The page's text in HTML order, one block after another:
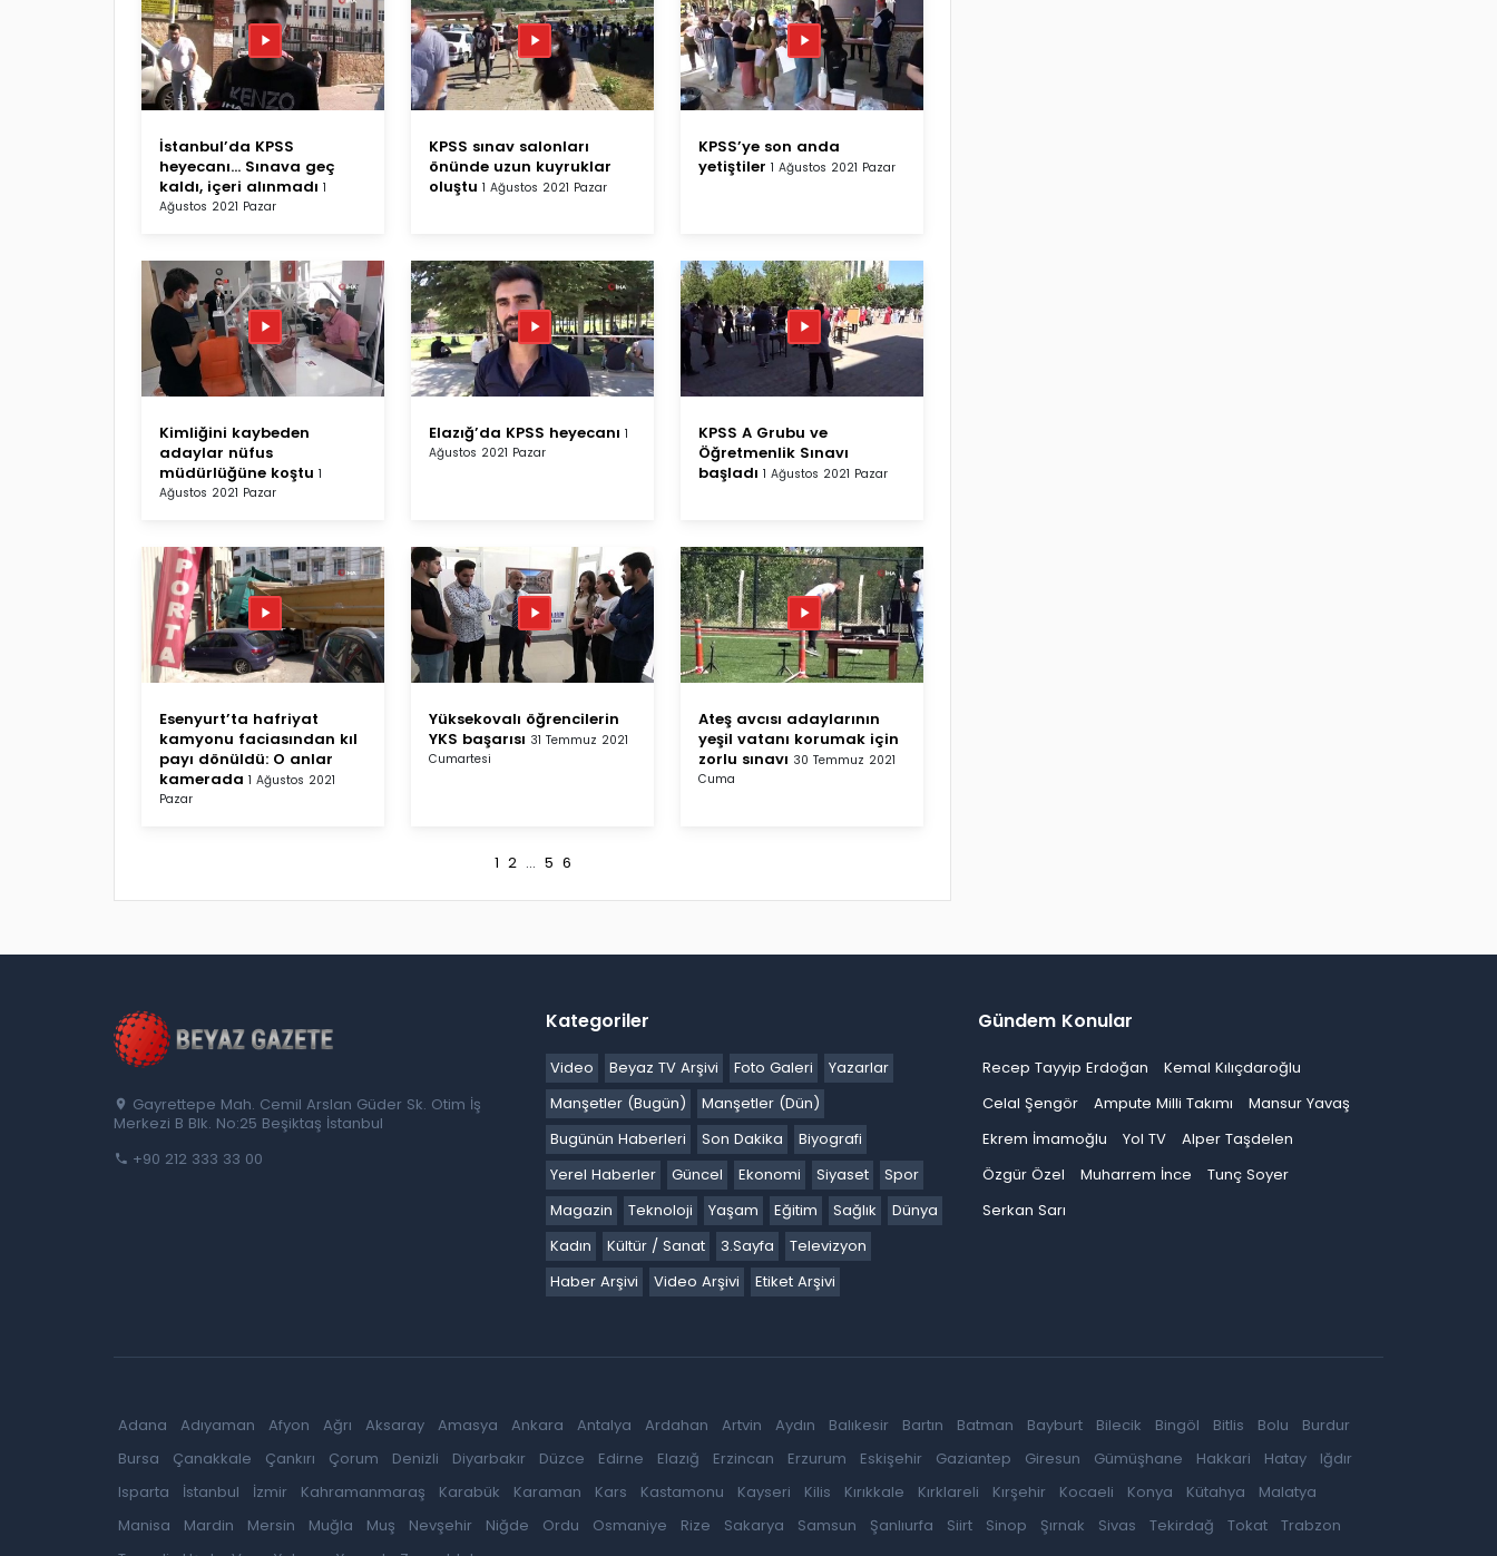
İstanbul’da KPSS
heyecanı... Sınava geç
kaldı, içeri alınmadı 1
Ağustos 2021 Pazar
KPSS sınav salonları
önünde uzun kuyruklar
oluştu 1 Ağustos 2021 Pazar
KPSS’ye son anda
yetiştiler 1 Ağustos 2021 Pazar
Kimliğini kaybeden
adaylar nüfus
müdürlüğüne koştu 1
Ağustos 2021 Pazar
Elazığ’da KPSS heyecanı 1
Ağustos 2021 Pazar
KPSS A Grubu ve
Öğretmenlik Sınavı
başladı 1 Ağustos 2021 Pazar
Esenyurt’ta hafriyat
kamyonu faciasından kıl
payı dönüldü: O anlar
kamerada 1 Ağustos 2021
Pazar
Yüksekovalı öğrencilerin
YKS başarısı 31 Temmuz 2021
Cumartesi
Ateş avcısı adaylarının
yeşil vatanı korumak için
zorlu sınavı 30 Temmuz 2021
Cuma
1 2... 5 6
Gayrettepe Mah. Cemil Arslan Güder Sk. Otim İş
Merkezi B Blk. No:25 Beşiktaş İstanbul
+90 212 333 33 00
Kategoriler
Video Beyaz TV Arşivi Foto Galeri
Yazarlar
Manşetler (Bugün)
Manşetler (Dün)
Bugünün Haberleri
Son Dakika
Biyografi
Yerel Haberler
Güncel Ekonomi Siyaset
Spor
Magazin
Teknoloji Yaşam Eğitim Sağlık
Dünya
Kadın
Kültür / Sanat 3.Sayfa
Televizyon
Haber Arşivi
Video Arşivi Etiket Arşivi
Gündem Konular
Recep Tayyip Erdoğan
Kemal Kılıçdaroğlu
Celal Şengör
Ampute Milli Takımı
Mansur Yavaş
Ekrem İmamoğlu
Yol TV
Alper Taşdelen
Özgür Özel
Muharrem İnce
Tunç Soyer
Serkan Sarı
Adana Adıyaman Afyon Ağrı Aksaray Amasya Ankara Antalya Ardahan Artvin Aydın Balıkesir Bartın Batman Bayburt Bilecik Bingöl Bitlis Bolu
Burdur
Bursa
Çanakkale Çankırı Çorum Denizli Diyarbakır Düzce Edirne Elazığ Erzincan Erzurum Eskişehir Gaziantep Giresun Gümüşhane Hakkari Hatay
Iğdır
Isparta
İstanbul İzmir Kahramanmaraş Karabük Karaman Kars Kastamonu Kayseri Kilis Kırıkkale Kırklareli Kırşehir Kocaeli Konya Kütahya
Malatya
Manisa
Mardin Mersin Muğla Muş Nevşehir Niğde Ordu Osmaniye Rize Sakarya Samsun Şanlıurfa Siirt Sinop Şırnak Sivas Tekirdağ Tokat
Trabzon